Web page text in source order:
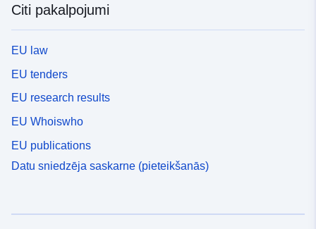
Citi pakalpojumi
EU law
EU tenders
EU research results
EU Whoiswho
EU publications
Datu sniedzēja saskarne (pieteikšanās)